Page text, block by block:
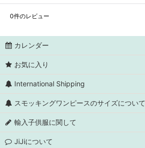
0件のレビュー
カレンダー
お気に入り
International Shipping
スモッキングワンピースのサイズについて
輸入子供服に関して
JiJiについて